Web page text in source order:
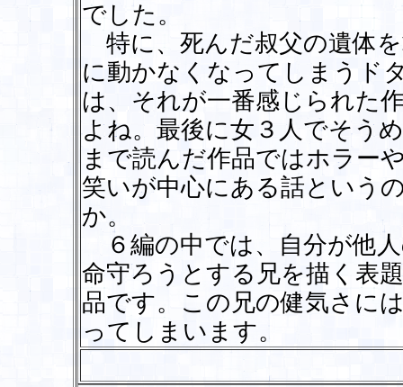
でした。
特に、死んだ叔父の遺体
に動かなくなってしまうド
は、それが一番感じられた
よね。最後に女３人でそう
まで読んだ作品ではホラー
笑いが中心にある話という
か。
６編の中では、自分が他
命守ろうとする兄を描く表
品です。この兄の健気さに
ってしまいます。